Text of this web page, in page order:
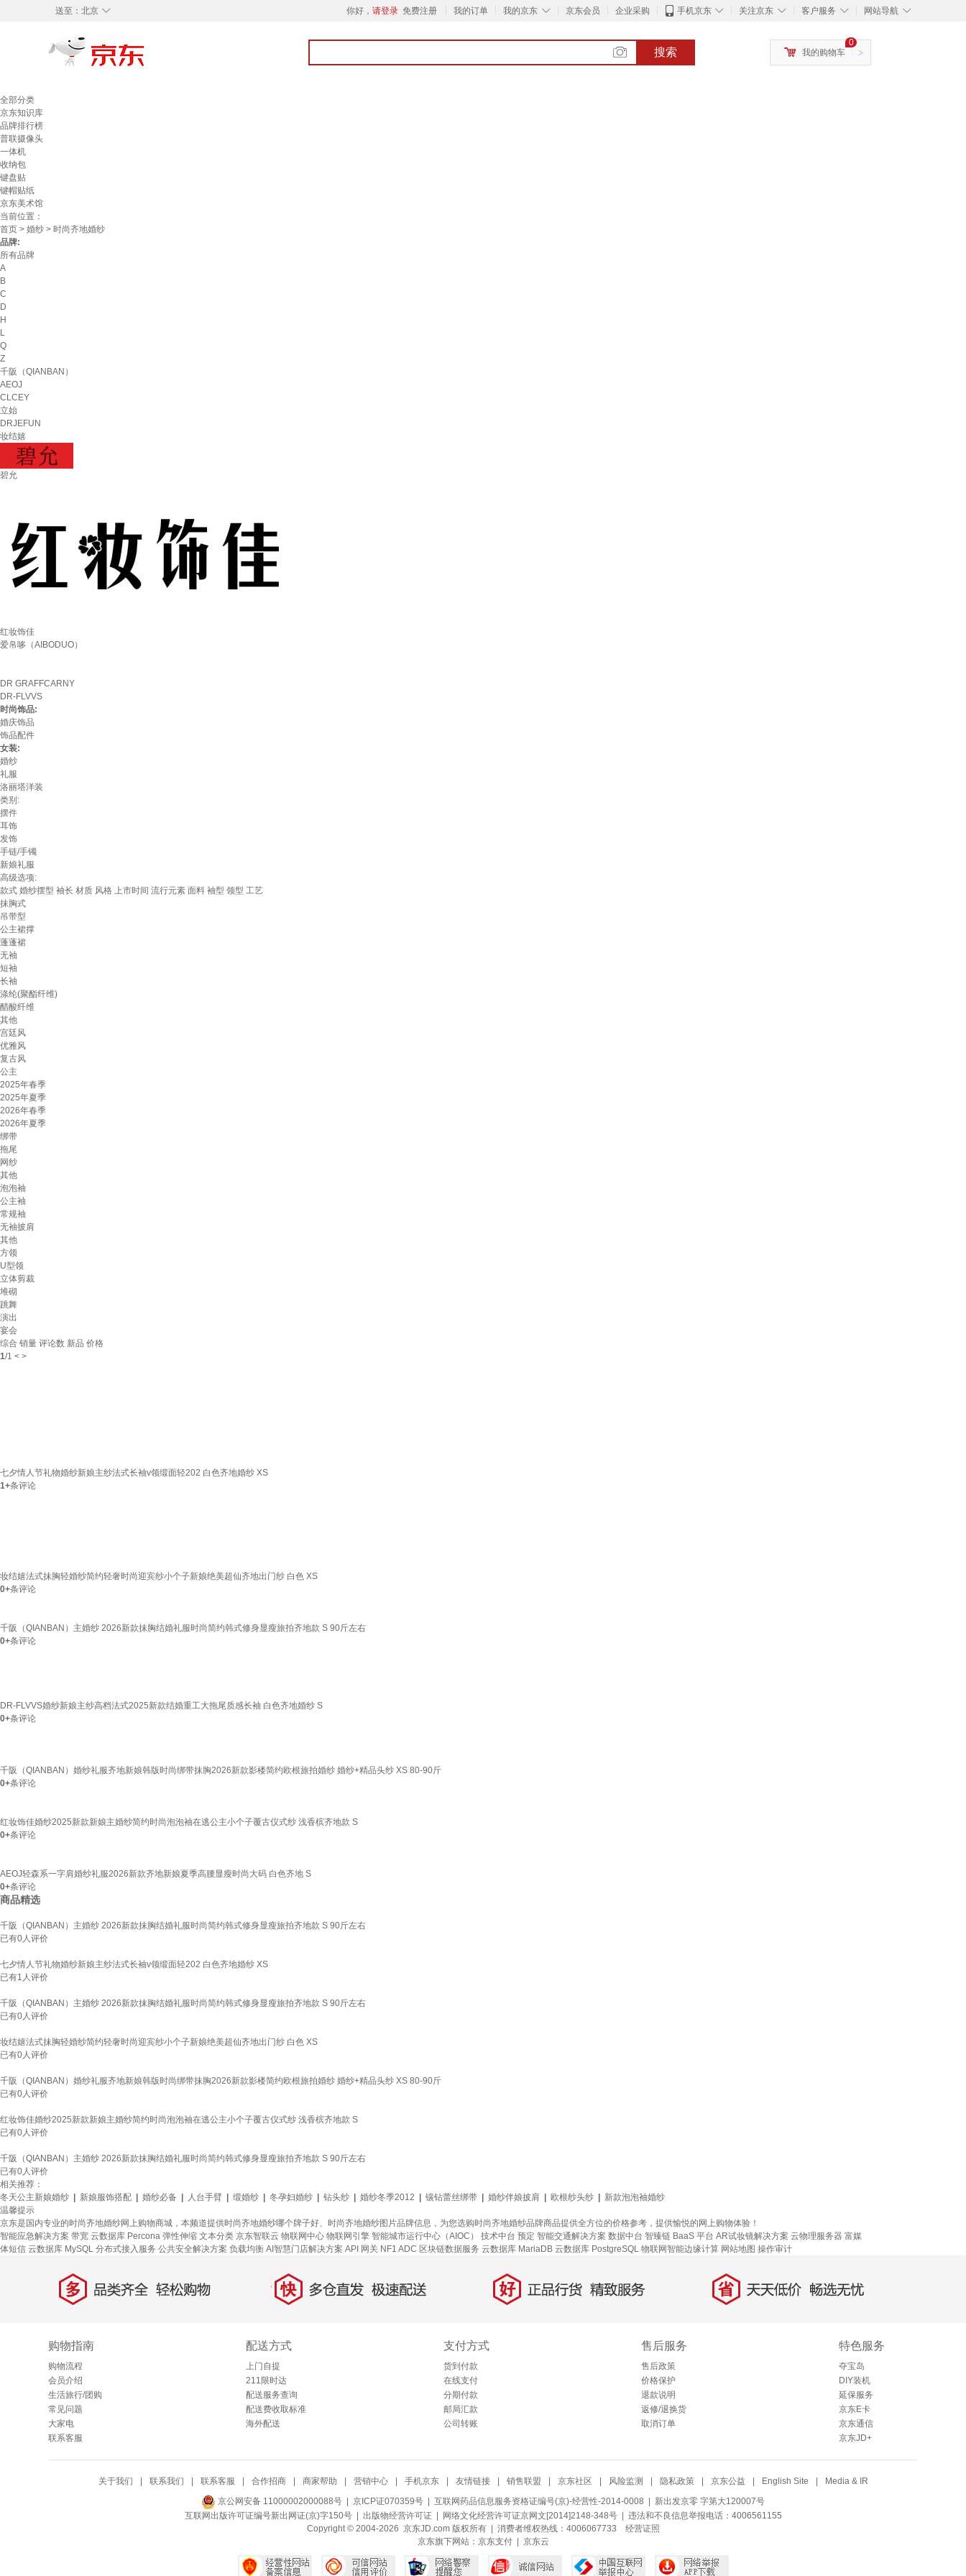
◇
送至： 北京 你好， 请登录 免费注册 我的订单 ◇
我的京东 京东会员 企业采购 ◇
手机京东 ◇
关注京东 ◇
客户服务 ◇
网站导航
搜索 >
0
我的购物车
全部分类
京东知识库
品牌排行榜
普联摄像头
一体机
收纳包
键盘贴
键帽贴纸
京东美术馆
当前位置：
首页 > 婚纱 > 时尚齐地婚纱
品牌:
所有品牌
A
B
C
D
H
L
Q
Z
千阪（QIANBAN）
AEOJ
CLCEY
立始
DRJEFUN
妆结嬉
碧允
红妆饰佳
爱帛哆（AIBODUO）
DR GRAFFCARNY
DR-FLVVS
时尚饰品:
婚庆饰品
饰品配件
女装:
婚纱
礼服
洛丽塔洋装
类别:
摆件
耳饰
发饰
手链/手镯
新娘礼服
高级选项:
款式 婚纱摆型 袖长 材质 风格 上市时间 流行元素 面料 袖型 领型 工艺
抹胸式
吊带型
公主裙撑
蓬蓬裙
无袖
短袖
长袖
涤纶(聚酯纤维)
醋酸纤维
其他
宫廷风
优雅风
复古风
公主
2025年春季
2025年夏季
2026年春季
2026年夏季
绑带
拖尾
网纱
其他
泡泡袖
公主袖
常规袖
无袖披肩
其他
方领
U型领
立体剪裁
堆砌
跳舞
演出
宴会
综合 销量 评论数 新品 价格
1/1 < >
七夕情人节礼物婚纱新娘主纱法式长袖v领缎面轻202 白色齐地婚纱 XS
1+条评论
妆结嬉法式抹胸轻婚纱简约轻奢时尚迎宾纱小个子新娘绝美超仙齐地出门纱 白色 XS
0+条评论
千阪（QIANBAN）主婚纱 2026新款抹胸结婚礼服时尚简约韩式修身显瘦旅拍齐地款 S 90斤左右
0+条评论
DR-FLVVS婚纱新娘主纱高档法式2025新款结婚重工大拖尾质感长袖 白色齐地婚纱 S
0+条评论
千阪（QIANBAN）婚纱礼服齐地新娘韩版时尚绑带抹胸2026新款影楼简约欧根旅拍婚纱 婚纱+精品头纱 XS 80-90斤
0+条评论
红妆饰佳婚纱2025新款新娘主婚纱简约时尚泡泡袖在逃公主小个子覆古仪式纱 浅香槟齐地款 S
0+条评论
AEOJ轻森系一字肩婚纱礼服2026新款齐地新娘夏季高腰显瘦时尚大码 白色齐地 S
0+条评论
商品精选
千阪（QIANBAN）主婚纱 2026新款抹胸结婚礼服时尚简约韩式修身显瘦旅拍齐地款 S 90斤左右
已有0人评价
七夕情人节礼物婚纱新娘主纱法式长袖v领缎面轻202 白色齐地婚纱 XS
已有1 人评价
千阪（QIANBAN）主婚纱 2026新款抹胸结婚礼服时尚简约韩式修身显瘦旅拍齐地款 S 90斤左右
已有0人评价
妆结嬉法式抹胸轻婚纱简约轻奢时尚迎宾纱小个子新娘绝美超仙齐地出门纱 白色 XS
已有0人评价
千阪（QIANBAN）婚纱礼服齐地新娘韩版时尚绑带抹胸2026新款影楼简约欧根旅拍婚纱 婚纱+精品头纱 XS 80-90斤
已有0人评价
红妆饰佳婚纱2025新款新娘主婚纱简约时尚泡泡袖在逃公主小个子覆古仪式纱 浅香槟齐地款 S
已有0人评价
千阪（QIANBAN）主婚纱 2026新款抹胸结婚礼服时尚简约韩式修身显瘦旅拍齐地款 S 90斤左右
已有0人评价
相关推荐：
冬天公主新娘婚纱
新娘服饰搭配 婚纱必备 人台手臂 缎婚纱 冬孕妇婚纱 钻头纱 婚纱冬季2012 镶钻蕾丝绑带 婚纱伴娘披肩 欧根纱头纱
新款泡泡袖婚纱
温馨提示
京东是国内专业的时尚齐地婚纱网上购物商城，本频道提供时尚齐地婚纱哪个牌子好、时尚齐地婚纱图片品牌信息，为您选购时尚齐地婚纱品牌商品提供全方位的价格参考，提供愉悦的网上购物体验！
智能应急解决方案 带宽 云数据库 Percona 弹性伸缩 文本分类 京东智联云 物联网中心 物联网引擎 智能城市运行中心（AIOC） 技术中台 预定 智能交通解决方案 数据中台 智臻链 BaaS 平台 AR试妆镜解决方案 云物理服务器 富媒
体短信 云数据库 MySQL 分布式接入服务 公共安全解决方案 负载均衡 AI智慧门店解决方案 API 网关 NF1 ADC 区块链数据服务 云数据库 MariaDB 云数据库 PostgreSQL 物联网智能边缘计算 网站地图 操作审计
多 品类齐全，轻松购物 快 多仓直发，极速配送 好 正品行货，精致服务 省 天天低价，畅选无忧
购物指南
购物流程
会员介绍
生活旅行/团购
常见问题
大家电
联系客服
配送方式
上门自提
211限时达
配送服务查询
配送费收取标准
海外配送
支付方式
货到付款
在线支付
分期付款
邮局汇款
公司转账
售后服务
售后政策
价格保护
退款说明
返修/退换货
取消订单
特色服务
夺宝岛
DIY装机
延保服务
京东E卡
京东通信
京东JD+
关于我们 联系我们 联系客服 合作招商 商家帮助 营销中心 手机京东 友情链接 销售联盟 京东社区 风险监测 隐私政策 京东公益 English Site Media & IR
京公网安备 11000002000088号 | 京ICP证070359号 | 互联网药品信息服务资格证编号(京)-经营性-2014-0008 | 新出发京零 字第大120007号
互联网出版许可证编号新出网证(京)字150号 | 出版物经营许可证| 网络文化经营许可证京网文[2014]2148-348号| 违法和不良信息举报电话：4006561155
Copyright © 2004-2026 京东JD.com 版权所有 | 消费者维权热线：4006067733 经营证照
京东旗下网站： 京东支付| 京东云